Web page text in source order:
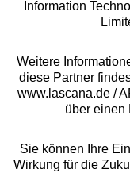
Alle Preise inkl. MwSt., zzgl.
** Bonität vorausgesetzt,
Information
Weitere
diese Partner
www.lascana.de /
über einen
Sie können Ihre
Wirkung für die